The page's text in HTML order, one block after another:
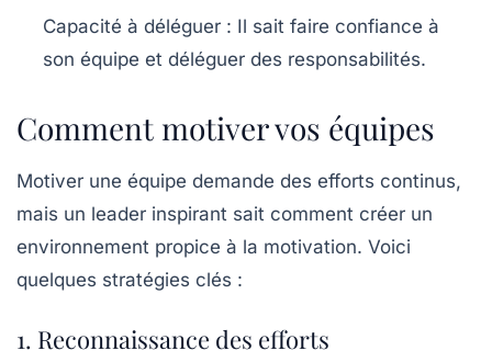
Capacité à déléguer : Il sait faire confiance à
son équipe et déléguer des responsabilités.
Comment motiver vos équipes
Motiver une équipe demande des efforts continus,
mais un leader inspirant sait comment créer un
environnement propice à la motivation. Voici
quelques stratégies clés :
1. Reconnaissance des efforts